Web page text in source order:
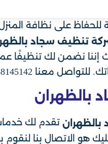
للحفاظ على نظافة
تنظيف سجاد
إننا نضمن لك تنظيفًا
معنا 0548145142.
بالظهران
تقدم لك
هو الاتصال بنا